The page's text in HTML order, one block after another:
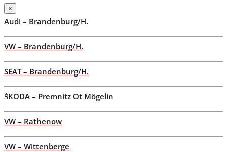
×
Audi – Brandenburg/H.
VW – Brandenburg/H.
SEAT – Brandenburg/H.
ŠKODA – Premnitz Ot Mögelin
VW – Rathenow
VW – Wittenberge